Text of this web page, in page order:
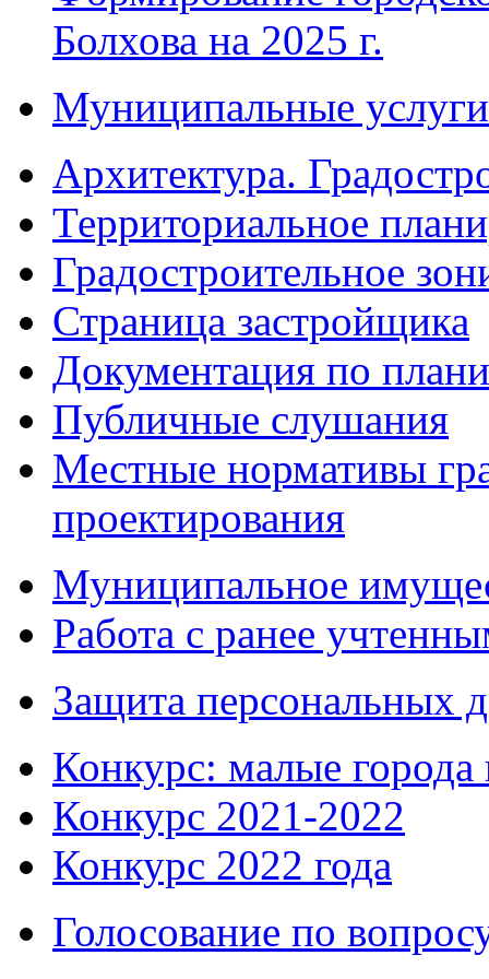
Болхова на 2025 г.
Муниципальные услуги
Архитектура.
Территориальное
Градостроительное
Страница застройщика
Документация по
Публичные слушания
Местные нормативы
проектирования
Муниципальное
Работа с ранее
Защита персональных
Конкурс: малые города
Конкурс 2021-2022
Конкурс 2022 года
Голосование по